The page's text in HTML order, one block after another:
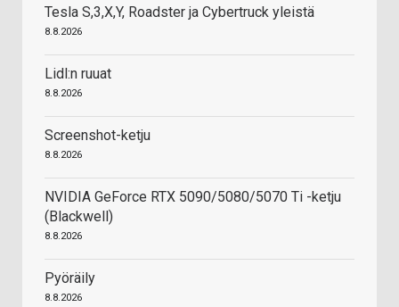
Tesla S,3,X,Y, Roadster ja Cybertruck yleistä
8.8.2026
Lidl:n ruuat
8.8.2026
Screenshot-ketju
8.8.2026
NVIDIA GeForce RTX 5090/5080/5070 Ti -ketju
(Blackwell)
8.8.2026
Pyöräily
8.8.2026